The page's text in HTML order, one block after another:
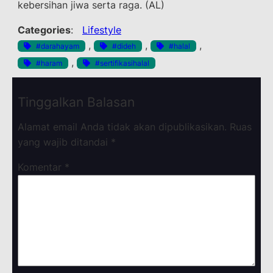
kebersihan jiwa serta raga. (AL)
Categories: Lifestyle
#darahayam , #dideh , #halal ,
#haram , #sertifikasihalal
Tinggalkan Balasan
Alamat email Anda tidak akan dipublikasikan. Ruas
yang wajib ditandai *
Komentar *